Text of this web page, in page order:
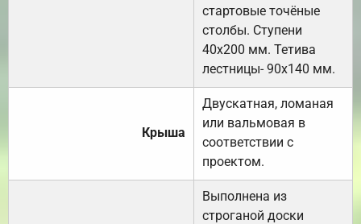
стартовые точёные
столбы. Ступени
40х200 мм. Тетива
лестницы- 90х140 мм.
Крыша
Двускатная, ломаная
или вальмовая в
соответствии с
проектом.
Выполнена из
строганой доски